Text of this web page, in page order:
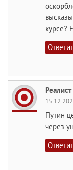
курсе?
Реалист
Путин
через